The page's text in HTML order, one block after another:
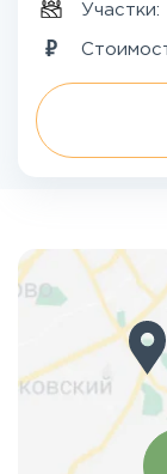
Участки: